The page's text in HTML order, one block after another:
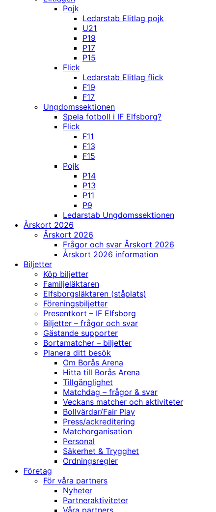
Pojk
Ledarstab Elitlag pojk
U21
P19
P17
P15
Flick
Ledarstab Elitlag flick
F19
F17
Ungdomssektionen
Spela fotboll i IF Elfsborg?
Flick
F11
F13
F15
Pojk
P14
P13
P11
P9
Ledarstab Ungdomssektionen
Årskort 2026
Årskort 2026
Frågor och svar Årskort 2026
Årskort 2026 information
Biljetter
Köp biljetter
Familjeläktaren
Elfsborgsläktaren (ståplats)
Föreningsbiljetter
Presentkort – IF Elfsborg
Biljetter – frågor och svar
Gästande supporter
Bortamatcher – biljetter
Planera ditt besök
Om Borås Arena
Hitta till Borås Arena
Tillgänglighet
Matchdag – frågor & svar
Veckans matcher och aktiviteter
Bollvärdar/Fair Play
Press/ackreditering
Matchorganisation
Personal
Säkerhet & Trygghet
Ordningsregler
Företag
För våra partners
Nyheter
Partneraktiviteter